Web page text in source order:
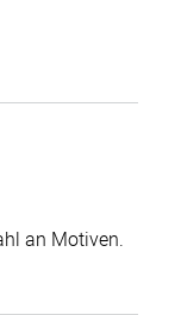
an Motiven.